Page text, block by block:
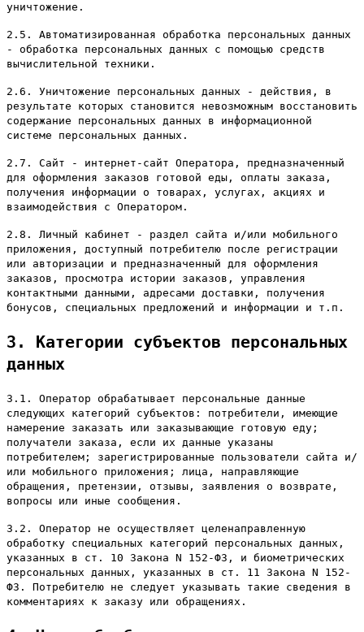
уничтожение.
2.5. Автоматизированная обработка персональных данных
- обработка персональных данных с помощью средств
вычислительной техники.
2.6. Уничтожение персональных данных - действия, в
результате которых становится невозможным восстановить
содержание персональных данных в информационной
системе персональных данных.
2.7. Сайт - интернет-сайт Оператора, предназначенный
для оформления заказов готовой еды, оплаты заказа,
получения информации о товарах, услугах, акциях и
взаимодействия с Оператором.
2.8. Личный кабинет - раздел сайта и/или мобильного
приложения, доступный потребителю после регистрации
или авторизации и предназначенный для оформления
заказов, просмотра истории заказов, управления
контактными данными, адресами доставки, получения
бонусов, специальных предложений и информации и т.п.
3. Категории субъектов персональных
данных
3.1. Оператор обрабатывает персональные данные
следующих категорий субъектов: потребители, имеющие
намерение заказать или заказывающие готовую еду;
получатели заказа, если их данные указаны
потребителем; зарегистрированные пользователи сайта и/
или мобильного приложения; лица, направляющие
обращения, претензии, отзывы, заявления о возврате,
вопросы или иные сообщения.
3.2. Оператор не осуществляет целенаправленную
обработку специальных категорий персональных данных,
указанных в ст. 10 Закона N 152-ФЗ, и биометрических
персональных данных, указанных в ст. 11 Закона N 152-
ФЗ. Потребителю не следует указывать такие сведения в
комментариях к заказу или обращениях.